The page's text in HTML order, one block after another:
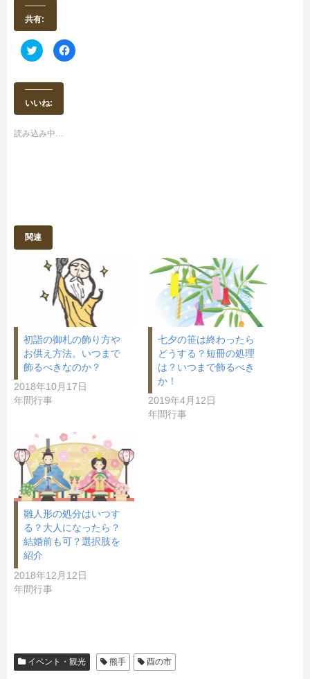
共有:
ク
リ
し
て
T
w
i
t
e
ィ
ン
ド
ウ
開
き
す
)
F
a
新
し
い
ウ
ィ
ン
ド
ウ
で
開
き
ま
す
)
いいね:
読み込み中…
関連
初詣の御札の飾り方や
お供え方法。いつまで
飾るべきなのか？
2018年10月17日
年間行事
七夕の笹は終わったら
どうする？短冊の処理
は？いつまで飾るべき
か！
2019年4月12日
年間行事
雛人形の処分はいつす
る？大人になったら？
結婚前も可？選択肢を
紹介
2018年12月12日
年間行事
イベント・観光 熊手 酉の市